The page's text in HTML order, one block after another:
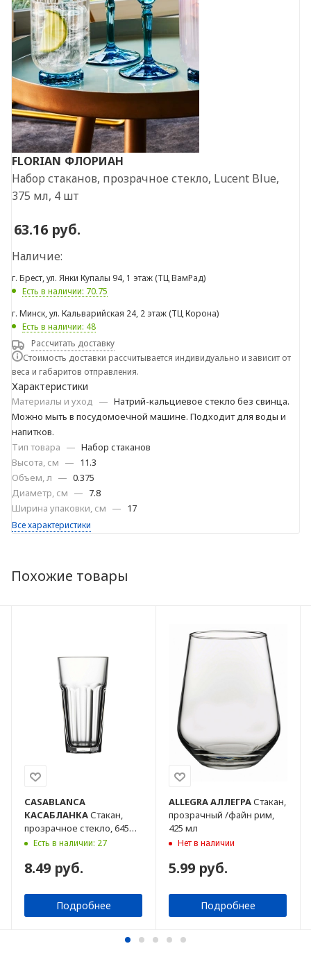
FLORIAN ФЛОРИАН
Набор стаканов, прозрачное стекло, Lucent Blue,
375 мл, 4 шт
63.16 руб.
Наличие:
г. Брест, ул. Янки Купалы 94, 1 этаж (ТЦ ВамРад)
Есть в наличии: 70.75
г. Минск, ул. Кальварийская 24, 2 этаж (ТЦ Корона)
Есть в наличии: 48
Рассчитать доставку
Стоимость доставки рассчитывается индивидуально и зависит от
веса и габаритов отправления.
Характеристики
Материалы и уход — Натрий-кальциевое стекло без свинца.
Можно мыть в посудомоечной машине. Подходит для воды и
напитков.
Тип товара — Набор стаканов
Высота, см — 11.3
Объем, л — 0.375
Диаметр, см — 7.8
Ширина упаковки, см — 17
Все характеристики
Похожие товары
CASABLANCA
КАСАБЛАНКАСтакан,
прозрачное стекло, 645
млЕсть в наличии: 27
8.49 руб.
Подробнее
ALLEGRAАЛЛЕГРАСтакан,
прозрачный /файн рим,
425 мл
Нет в наличии
5.99 руб.
Подробнее